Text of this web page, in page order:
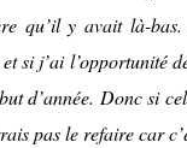
qu’il y avait là-
si j’ai l’opportunité
d’année. Donc si
pas le refaire car